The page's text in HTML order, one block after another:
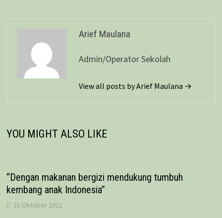
Arief Maulana
Admin/Operator Sekolah
View all posts by Arief Maulana →
YOU MIGHT ALSO LIKE
“Dengan makanan bergizi mendukung tumbuh
kembang anak Indonesia”
31 Oktober 2022